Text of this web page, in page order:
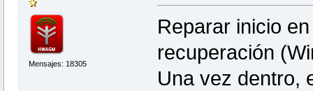
Mensajes: 18305
Reparar inicio
recuperación
Una vez dentro,